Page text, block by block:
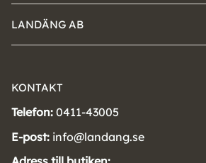
LANDÄNG AB
KONTAKT
Telefon: 0411-43005
E-post: info@landang.se